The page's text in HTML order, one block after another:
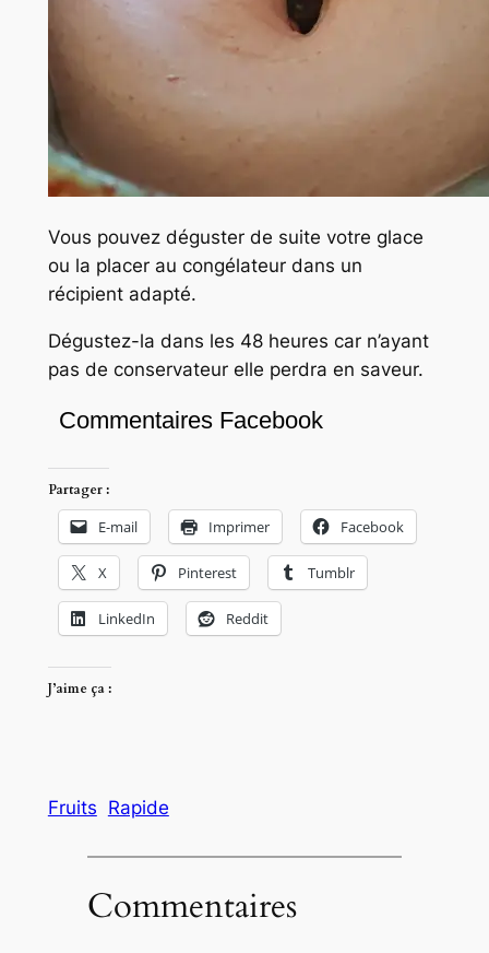
Vous pouvez déguster de suite votre glace
ou la placer au congélateur dans un
récipient adapté.
Dégustez-la dans les 48 heures car n’ayant
pas de conservateur elle perdra en saveur.
Commentaires Facebook
Partager :
E-mail Imprimer Facebook
X Pinterest Tumblr
LinkedIn Reddit
J’aime ça :
Fruits Rapide
Commentaires